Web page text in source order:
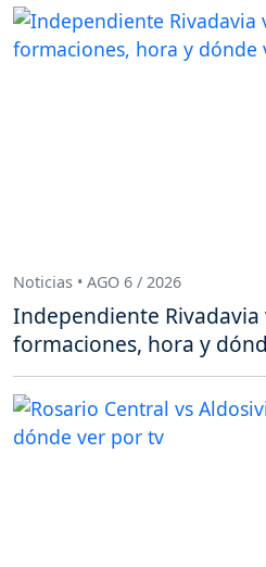
Noticias • AGO 6 / 2026
Independiente Rivadavia
formaciones, hora y